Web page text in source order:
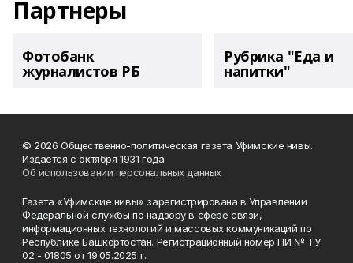
Партнеры
Фотобанк
журналистов РБ
Рубрика "Еда и
напитки"
© 2026 Общественно-политическая газета Уфимские нивы.
Издаётся с октября 1931 года
Об использовании персональных данных
Газета «Уфимские нивы» зарегистрирована в Управлении
Федеральной службы по надзору в сфере связи,
информационных технологий и массовых коммуникаций по
Республике Башкортостан. Регистрационный номер ПИ № ТУ
02 - 01805 от 19.05.2025 г.